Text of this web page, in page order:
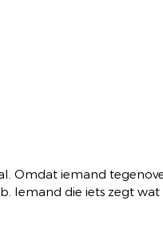
Omdat iemand
Iemand die iets zegt